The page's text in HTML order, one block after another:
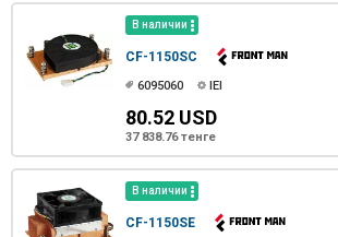
В наличии
CF-1150SC
6095060 IEI
80.52 USD
37 838.76 тенге
В наличии
CF-1150SE